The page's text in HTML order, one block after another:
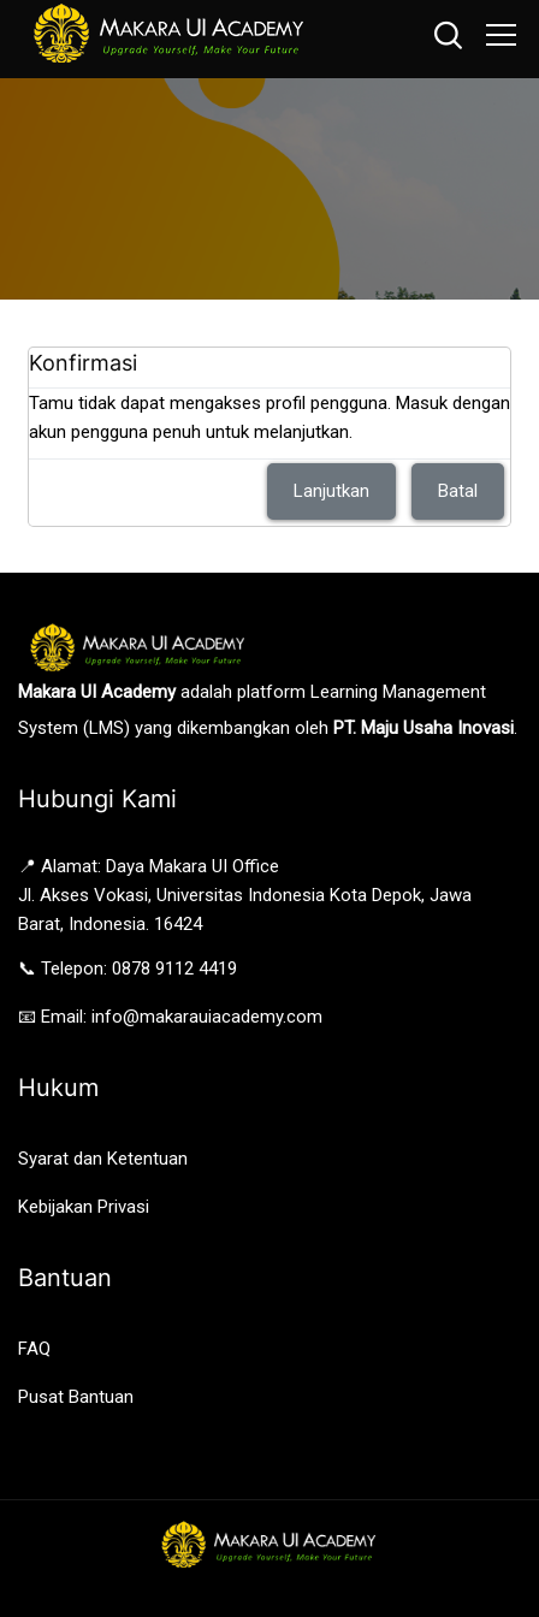
Konfirmasi
Tamu tidak dapat mengakses profil pengguna. Masuk dengan
akun pengguna penuh untuk melanjutkan.
Lanjutkan Batal
Makara UI Academyadalah platform Learning Management
System (LMS) yang dikembangkan oleh PT. Maju Usaha Inovasi.
Hubungi Kami
📍 Alamat: Daya Makara UI Office
Jl. Akses Vokasi, Universitas Indonesia Kota Depok, Jawa
Barat, Indonesia. 16424
📞 Telepon: 0878 9112 4419
📧 Email: info@makarauiacademy.com
Hukum
Syarat dan Ketentuan
Kebijakan Privasi
Bantuan
FAQ
Pusat Bantuan